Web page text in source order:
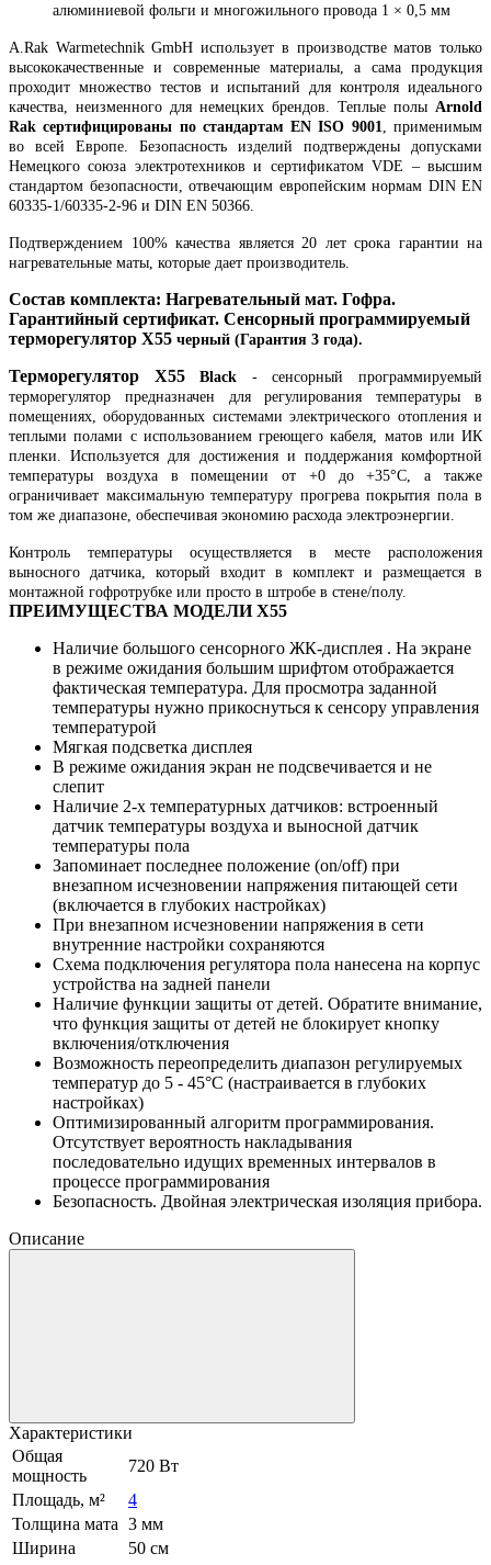
алюминиевой фольги и многожильного провода 1 × 0,5 мм
A.Rak Warmetechnik GmbH использует в производстве матов только
высококачественные и современные материалы, а сама продукция
проходит множество тестов и испытаний для контроля идеального
качества, неизменного для немецких брендов. Теплые полы Arnold
Rak сертифицированы по стандартам EN ISO 9001
, применимым
во всей Европе. Безопасность изделий подтверждены допусками
Немецкого союза электротехников и сертификатом VDE – высшим
стандартом безопасности, отвечающим европейским нормам DIN EN
60335-1/60335-2-96 и DIN EN 50366.
Подтверждением 100% качества является 20 лет срока гарантии на
нагревательные маты, которые дает производитель.
Состав комплекта: Нагревательный мат. Гофра.
Гарантийный сертификат. Сенсорный программируемый
терморегулятор X55 черный (Гарантия 3 года).
Терморегулятор X55Black - сенсорный программируемый
терморегулятор предназначен для регулирования температуры в
помещениях, оборудованных системами электрического отопления и
теплыми полами с использованием греющего кабеля, матов или ИК
пленки. Используется для достижения и поддержания комфортной
температуры воздуха в помещении от +0 до +35°С, а также
ограничивает максимальную температуру прогрева покрытия пола в
том же диапазоне, обеспечивая экономию расхода электроэнергии.
Контроль температуры осуществляется в месте расположения
выносного датчика, который входит в комплект и размещается в
монтажной гофротрубке или просто в штробе в стене/полу.
ПРЕИМУЩЕСТВА МОДЕЛИX55
Наличие большого сенсорного ЖК-дисплея . На экране
в режиме ожидания большим шрифтом отображается
фактическая температура. Для просмотра заданной
температуры нужно прикоснуться к сенсору управления
температурой
Мягкая подсветка дисплея
В режиме ожидания экран не подсвечивается и не
слепит
Наличие 2-х температурных датчиков: встроенный
датчик температуры воздуха и выносной датчик
температуры пола
Запоминает последнее положение (on/off) при
внезапном исчезновении напряжения питающей сети
(включается в глубоких настройках)
При внезапном исчезновении напряжения в сети
внутренние настройки сохраняются
Схема подключения регулятора пола нанесена на корпус
устройства на задней панели
Наличие функции защиты от детей. Обратите внимание,
что функция защиты от детей не блокирует кнопку
включения/отключения
Возможность переопределить диапазон регулируемых
температур до 5 - 45°С (настраивается в глубоких
настройках)
Оптимизированный алгоритм программирования.
Отсутствует вероятность накладывания
последовательно идущих временных интервалов в
процессе программирования
Безопасность. Двойная электрическая изоляция прибора.
Описание
Характеристики
Общая
мощность
720 Вт
Площадь, м²
4
Толщина мата 3 мм
Ширина
50 см